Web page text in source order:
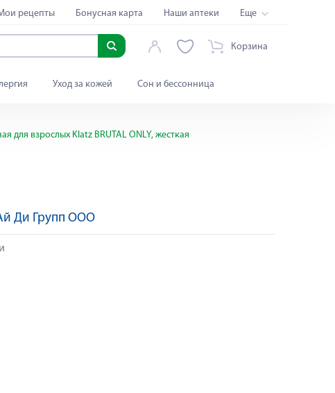
рецепты Бонусная карта Наши аптеки Еще
Корзина
Уход за кожей Сон и бессонница
для взрослых Klatz BRUTAL ONLY, жесткая
Ди Групп ООО